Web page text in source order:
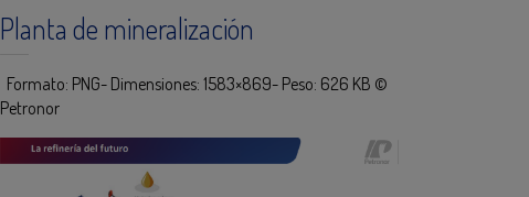
Planta de mineralización
Formato: PNG- Dimensiones: 1583×869- Peso: 626 KB ©
Petronor